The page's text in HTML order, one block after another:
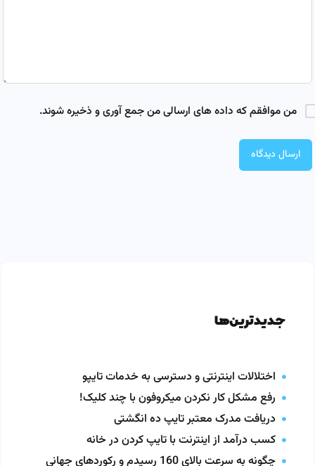
من موافقم که داده های ارسالی من جمع آوری و ذخیره شوند.
جدیدترین‌ها
اختلالات اینترنتی و دسترسی به خدمات تایپو
رفع مشکل کار نکردن میکروفون با چند کلیک!
دریافت مدرک معتبر تایپ ده انگشتی
کسب درآمد از اینترنت با تایپ کردن در خانه
چگونه به سرعت بالای 160 رسیدم و رکوردهای جهانی